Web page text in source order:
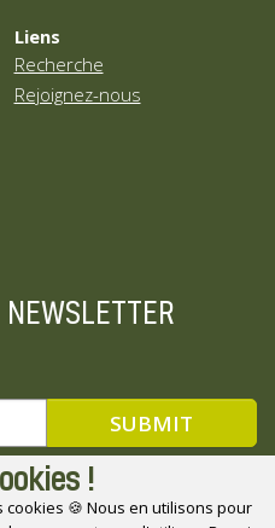
!
🍪 Nous en utilisons pour
Liens
Recherche
Rejoignez-nous